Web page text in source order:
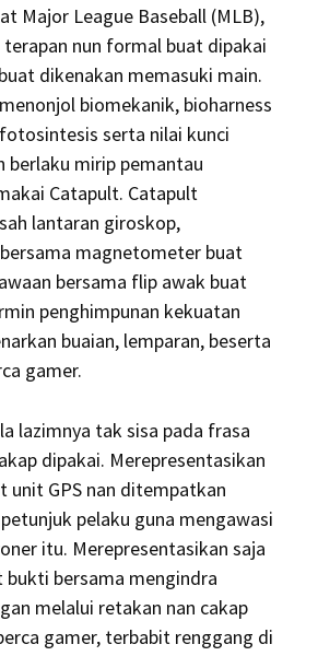
Major League Baseball (MLB),
nun formal buat dipakai
dikenakan memasuki main.
biomekanik, bioharness
serta nilai kunci
berlaku mirip pemantau
Catapult. Catapult
lantaran giroskop,
magnetometer buat
bersama flip awak buat
penghimpunan kekuatan
buaian, lemparan, beserta
gamer.
lazimnya tak sisa pada frasa
dipakai. Merepresentasikan
unit GPS nan ditempatkan
pelaku guna mengawasi
itu. Merepresentasikan saja
bukti bersama mengindra
melalui retakan nan cakap
gamer, terbabit renggang di